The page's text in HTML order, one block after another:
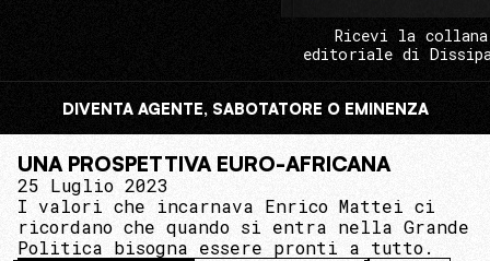
Ricevi la collana
editoriale di
DIVENTA AGENTE, SABOTATORE O EMINENZA
UNA PROSPETTIVA EURO-AFRICANA
25 Luglio 2023
I valori che incarnava Enrico Mattei ci
ricordano che quando si entra nella Grande
Politica bisogna essere pronti a tutto.